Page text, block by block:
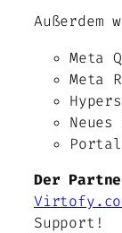
Außerdem
Meta
Meta
Der
Support!